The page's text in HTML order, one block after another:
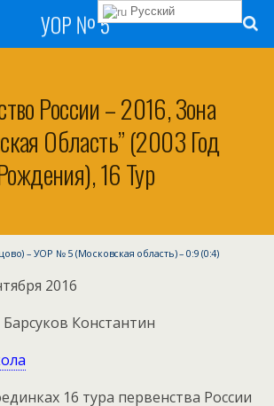
УОР № 5
России – 2016, Зона
Область” (2003 Год
16 Тур
– УОР № 5 (Московская область) – 0:9 (0:4)
2016
Константин
16 тура первенства России
Русский